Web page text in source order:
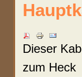
Dieser
zum Heck